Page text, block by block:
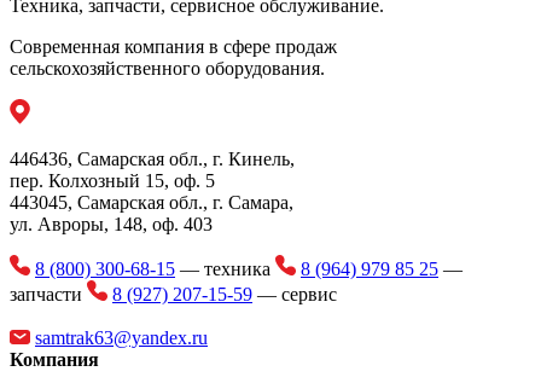
дорогам общего пользования.
Трансмиссия ISOTRONIC
Электрическая трансмиссия ISOTRONIC с протоколом
все функции точного земледелия для посева семян,
распределения микрогранулярного продукта и удобрения.
Благодаря диаметру 355 мм создается эффективное
Передние ботвоудалители освобождают борозду от любых
пожнивных остатков, которые могут препятствовать
прорастанию.
Система изготовлена из литой стали и использует
резиновые колеса 1x14”, которые обеспечивают закрытие
борозды даже в сложных условиях.
Техника, запчасти, сервисное обслуживание.
Современная компания в сфере продаж
сельскохозяйственного оборудования.
446436, Самарская обл., г. Кинель,
пер. Колхозный 15, оф. 5
443045, Самарская обл., г. Самара,
ул. Авроры, 148, оф. 403
8 (800) 300-68-15 — техника 8 (964) 979 85 25 —
запчасти
8 (927) 207-15-59 — сервис
samtrak63@yandex.ru
Компания